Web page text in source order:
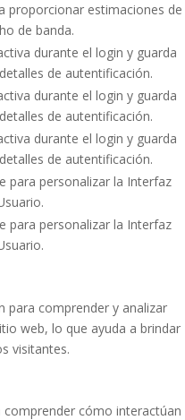
proporcionar estimaciones de
de banda.
durante el login y guarda
de autentificación.
durante el login y guarda
de autentificación.
durante el login y guarda
de autentificación.
para personalizar la Interfaz
para personalizar la Interfaz
para comprender y analizar
web, lo que ayuda a brindar
visitantes.
comprender cómo interactúan